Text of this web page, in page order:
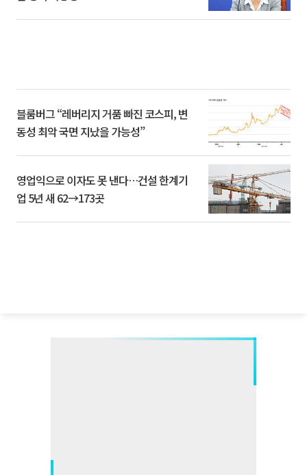
블룸버그 “레버리지 거품 빠진 코스피, 변
동성 최악 국면 지났을 가능성”
영업익으로 이자도 못 낸다…건설 한계기
업 5년 새 62→173곳